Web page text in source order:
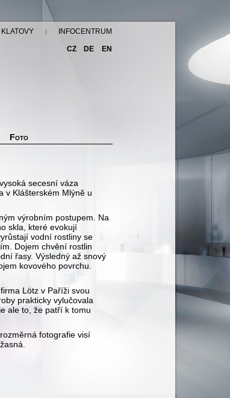
CZ DE EN
KLATOVY INFOCENTRUM
Foto
secesní váza
v Klášterském Mlýně u
výrobním postupem. Na
skla, které evokují
vodní rostliny se
Dojem chvění rostlin
řasy. Výsledný až snový
kovového povrchu.
Lötz v Paříži svou
prakticky vylučovala
ale to, že patří k tomu
fotografie visí